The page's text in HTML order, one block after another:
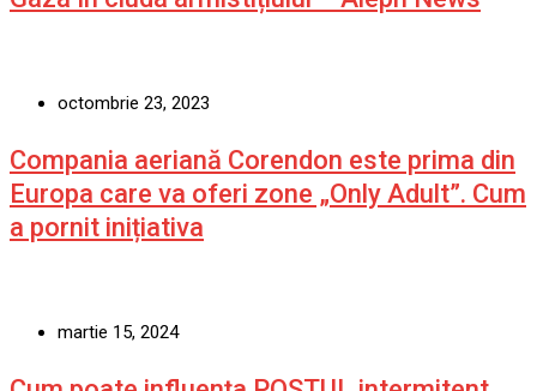
octombrie 23, 2023
Compania aeriană Corendon este prima din
Europa care va oferi zone „Only Adult”. Cum
a pornit inițiativa
martie 15, 2024